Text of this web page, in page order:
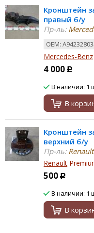
Кронштейн
правый б/у
Пр-ль:
ОЕМ:
Mercedes-Benz
4 000 Р
В наличии: 1
В
Кронштейн
верхний б/у
Пр-ль:Renault
Renault
500 Р
В наличии: 1
В